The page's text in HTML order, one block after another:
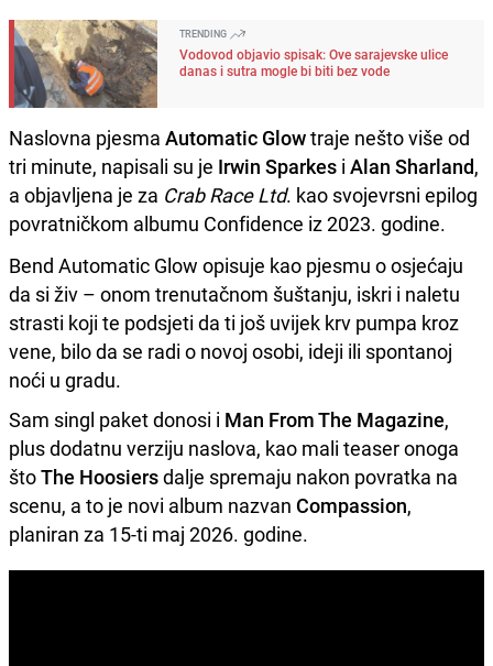
TRENDING
Vodovod objavio spisak: Ove sarajevske ulice
danas i sutra mogle bi biti bez vode
Naslovna pjesma Automatic Glowtraje nešto više od
tri minute, napisali su je Irwin Sparkes i Alan Sharland,
a objavljena je za Crab Race Ltd. kao svojevrsni epilog
povratničkom albumu Confidence iz 2023. godine.
Bend Automatic Glow opisuje kao pjesmu o osjećaju
da si živ – onom trenutačnom šuštanju, iskri i naletu
strasti koji te podsjeti da ti još uvijek krv pumpa kroz
vene, bilo da se radi o novoj osobi, ideji ili spontanoj
noći u gradu.
Sam singl paket donosi i Man From The Magazine,
plus dodatnu verziju naslova, kao mali teaser onoga
štoThe Hoosiersdalje spremaju nakon povratka na
scenu, a to je novi album nazvan Compassion,
planiran za 15-ti maj 2026. godine.